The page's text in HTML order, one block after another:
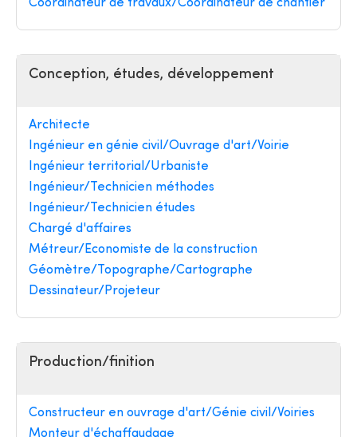
Coordinateur de travaux/Coordinateur de chantier
Conception, études, développement
Architecte
Ingénieur en génie civil/Ouvrage d'art/Voirie
Ingénieur territorial/Urbaniste
Ingénieur/Technicien méthodes
Ingénieur/Technicien études
Chargé d'affaires
Métreur/Economiste de la construction
Géomètre/Topographe/Cartographe
Dessinateur/Projeteur
Production/finition
Constructeur en ouvrage d'art/Génie civil/Voiries
Monteur d'échaffaudage